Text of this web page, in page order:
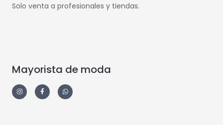
Solo venta a profesionales y tiendas.
Mayorista de moda